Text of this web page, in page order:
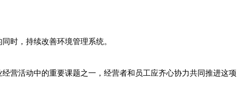
时，持续改善环境管理系统。
营活动中的重要课题之一，经营者和员工应齐心协力共同推进这项